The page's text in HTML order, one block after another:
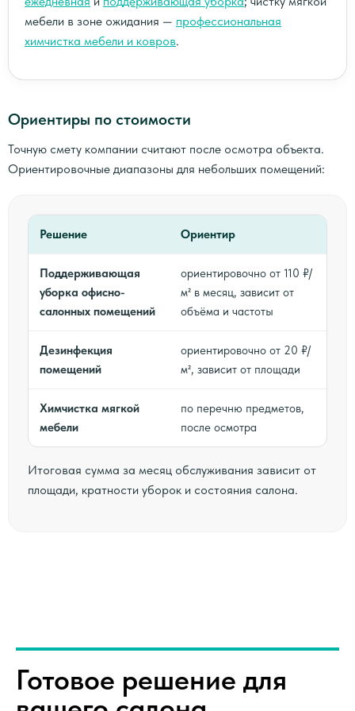
мебели в зоне ожидания — профессиональная
химчистка мебели и ковров.
Ориентиры по стоимости
Точную смету компании считают после осмотра объекта.
Ориентировочные диапазоны для небольших помещений:
Решение Ориентир
Поддерживающая
уборка офисно-
салонных помещений
ориентировочно от 110 ₽/
м² в месяц, зависит от
объёма и частоты
Дезинфекция
помещений
ориентировочно от 20 ₽/
м², зависит от площади
Химчистка мягкой
мебели
по перечню предметов,
после осмотра
Итоговая сумма за месяц обслуживания зависит от
площади, кратности уборок и состояния салона.
Готовое решение для